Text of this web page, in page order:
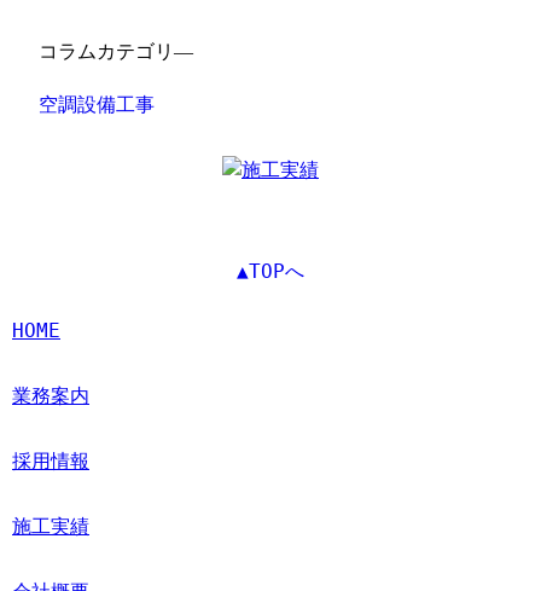
コラムカテゴリ―
空調設備工事
▲TOPへ
HOME
業務案内
採用情報
施工実績